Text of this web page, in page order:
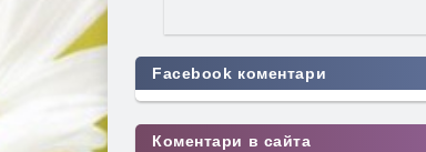
Facebook коментари
Коментари в сайта